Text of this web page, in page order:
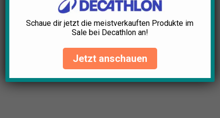
Schaue dir jetzt die meistverkauften Produkte im
Sale bei Decathlon an!
Jetzt anschauen